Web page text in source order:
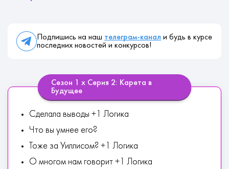
Подпишись на наш телеграм-канал и будь в курсе
последних новостей и конкурсов!
Сезон 1 х Серия 2: Карета в
Будущее
Сделала выводы +1 Логика
Что вы умнее его?
Тоже за Уиллисом? +1 Логика
О многом нам говорит +1 Логика